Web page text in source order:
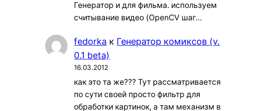
Генератор и для фильма. используем
считывание видео (OpenCV шаг…
fedorka к Генератор комиксов (v.
0.1 beta)
16.03.2012
как это та же??? Тут рассматривается
по сути своей просто фильтр для
обработки картинок, а там механизм в